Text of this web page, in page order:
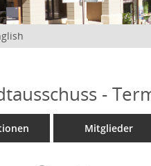
-
Mitglieder